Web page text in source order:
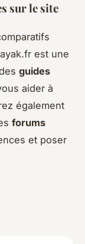
sur le site
est une
guides
aider à
également
forums
et poser